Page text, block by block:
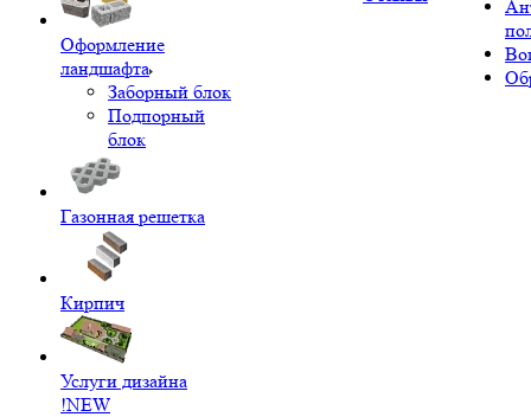
Оформление
ландшафта
Заборный блок
Подпорный
блок
Газонная решетка
Кирпич
Услуги дизайна
!NEW